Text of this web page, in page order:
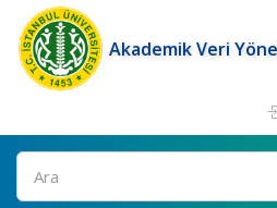
Akademik Veri
Ara